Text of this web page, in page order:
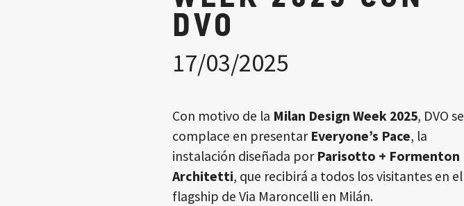
DVO
17/03/2025
Con motivo de la Milan Design Week 2025, DVO se
complace en presentar Everyone’s Pace, la
instalación diseñada por Parisotto + Formenton
Architetti, que recibirá a todos los visitantes en el
flagship de Via Maroncelli en Milán.